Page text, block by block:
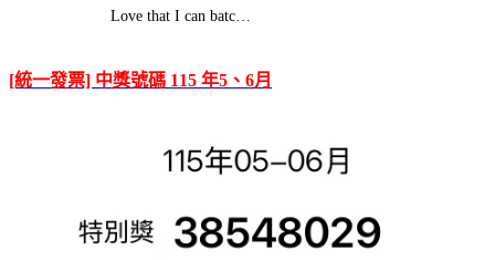
Love that I can batc…
[統一發票] 中獎號碼 115 年5、6月